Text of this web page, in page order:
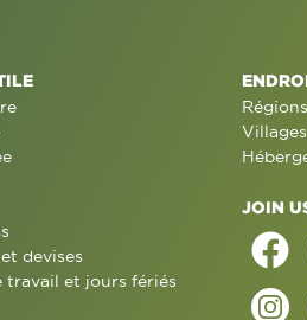
devises
travail et jours fériés
Villages
JOIN